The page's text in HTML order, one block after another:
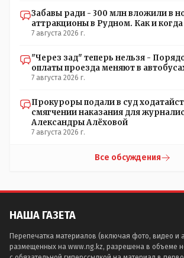
Забавы ради - 300 млн вложили в
аттракционы в Рудном. Как и когда
7 августа 2026 г.
"Через зад" теперь нельзя -
оплаты проезда меняют в
7 августа 2026 г.
Прокуроры подали в суд
смягчении наказания для
Александры Алёховой
7 августа 2026 г.
Все обсуждения
НАША ГАЗЕТА
Перепечатка материалов (включая фото, видео и
размещенных на www.ng.kz, разрешена в объеме